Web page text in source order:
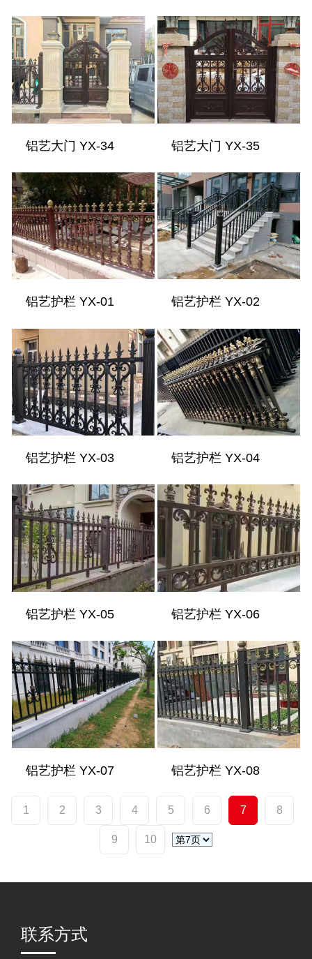
铝艺大门 YX-34 铝艺大门 YX-35
铝艺护栏 YX-01 铝艺护栏 YX-02
铝艺护栏 YX-03 铝艺护栏 YX-04
铝艺护栏 YX-05 铝艺护栏 YX-06
铝艺护栏 YX-07 铝艺护栏 YX-08
1 2 3 4 5 6 7 8
9 10
联系方式